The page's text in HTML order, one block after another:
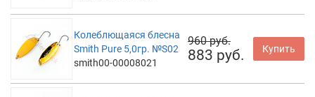
Колеблющаяся блесна
Smith Pure 5,0гр. №S02
smith00-00008021
960 руб.
883 руб. Купить